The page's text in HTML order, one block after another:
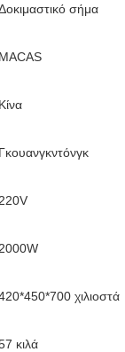
σήμα
MACAS
Κίνα
Γκουανγκντόνγκ
220V
2000W
χιλιοστά
κιλά